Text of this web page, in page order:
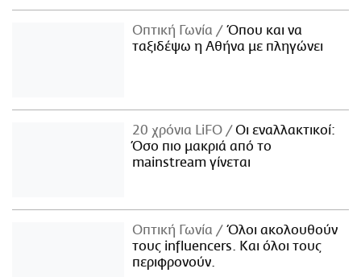
Οπτική Γωνία
Όπου και να
ταξιδέψω η Αθήνα με πληγώνει
20 χρόνια LiFO
Οι εναλλακτικοί:
Όσο πιο μακριά από το
mainstream γίνεται
Οπτική Γωνία
Όλοι ακολουθούν
τους influencers. Και όλοι τους
περιφρονούν.